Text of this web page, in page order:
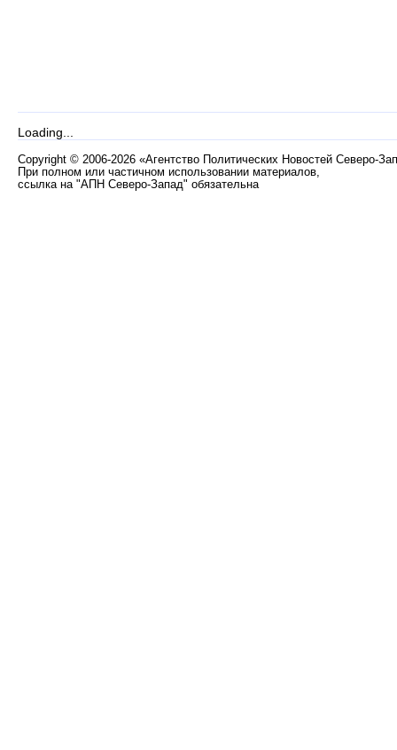
Loading...
Copyright © 2006-2026 «Агентство Политических Новостей Северо-
При полном или частичном использовании материалов,
ссылка на "АПН Северо-Запад" обязательна